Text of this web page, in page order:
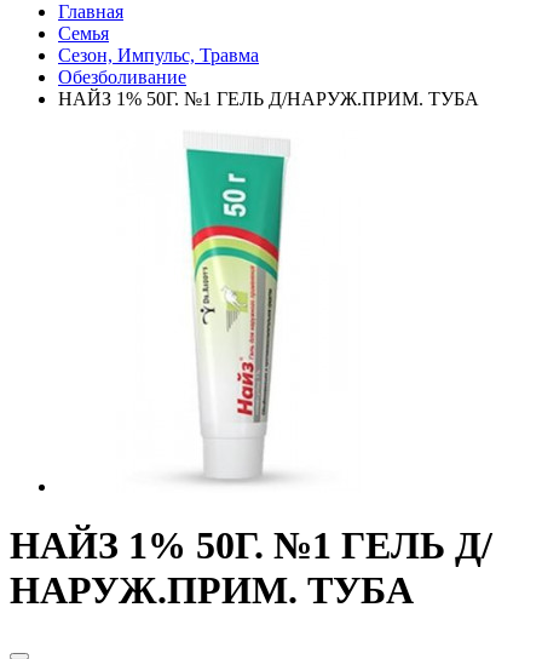
Главная
Семья
Сезон, Импульс, Травма
Обезболивание
НАЙЗ 1% 50Г. №1 ГЕЛЬ Д/НАРУЖ.ПРИМ. ТУБА
НАЙЗ 1% 50Г. №1 ГЕЛЬ Д/
НАРУЖ.ПРИМ. ТУБА